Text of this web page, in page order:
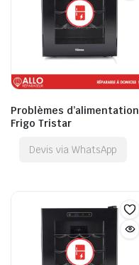
Problèmes d’alimentation
Frigo Tristar
Devis via WhatsApp